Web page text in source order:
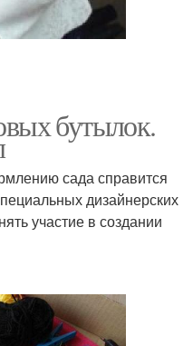
бутылок.
сада справится
дизайнерских
участие в создании